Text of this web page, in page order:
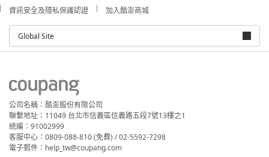
資訊安全及隱私保護認證
加入酷澎商城
Global Site
公司名稱：酷澎股份有限公司
聯繫地址：11049 台北市信義區信義路五段7號13樓之1
統編：91002999
客服中心：0809-088-810 (免費) / 02-5592-7298
電子郵件：help_tw@coupang.com